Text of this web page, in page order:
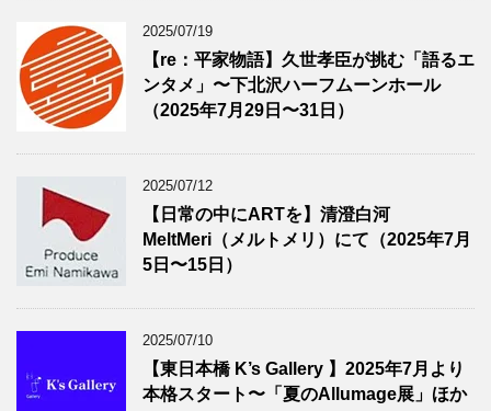
2025/07/19
【re：平家物語】久世孝臣が挑む「語るエ
ンタメ」〜下北沢ハーフムーンホール
（2025年7月29日〜31日）
2025/07/12
【日常の中にARTを】清澄白河
MeltMeri（メルトメリ）にて（2025年7月
5日〜15日）
2025/07/10
【東日本橋 K’s Gallery 】2025年7月より
本格スタート〜「夏のAllumage展」ほか